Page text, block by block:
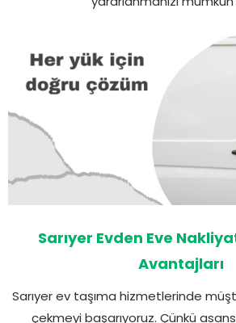
Sarıyer Evden Eve
Avantajları
Sarıyer ev taşıma hizmetlerinde
çekmeyi başarıyoruz. Çünkü